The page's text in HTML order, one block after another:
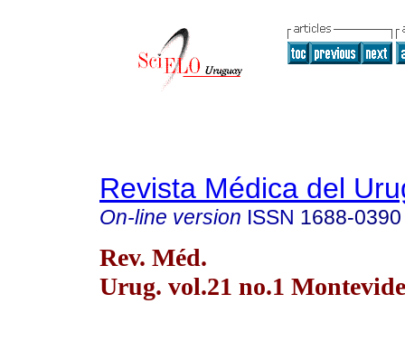
Revista Médica del
On-line version ISSN 1688-0390
Rev. Méd.
Urug. vol.21 no.1